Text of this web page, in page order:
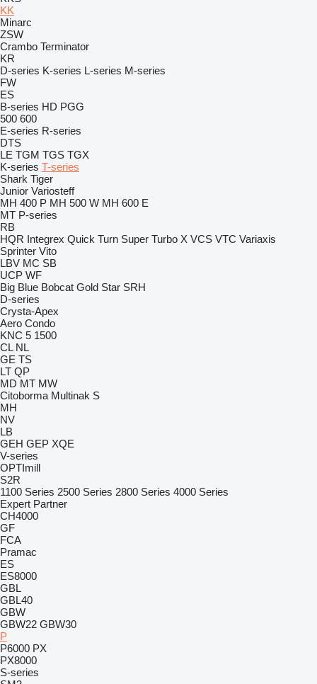
KK
Minarc
ZSW
Crambo Terminator
KR
D-series K-series L-series M-series
FW
ES
B-series HD PGG
500 600
E-series R-series
DTS
LE TGM TGS TGX
K-series T-series
Shark Tiger
Junior Variosteff
MH 400 P MH 500 W MH 600 E
MT P-series
RB
HQR Integrex Quick Turn Super Turbo X VCS VTC Variaxis
Sprinter Vito
LBV MC SB
UCP WF
Big Blue Bobcat Gold Star SRH
D-series
Crysta-Apex
Aero Condo
KNC 5 1500
CL NL
GE TS
LT QP
MD MT MW
Citoborma Multinak S
MH
NV
LB
GEH GEP XQE
V-series
OPTImill
S2R
1100 Series 2500 Series 2800 Series 4000 Series
Expert Partner
CH4000
GF
FCA
Pramac
ES
ES8000
GBL
GBL40
GBW
GBW22 GBW30
P
P6000 PX
PX8000
S-series